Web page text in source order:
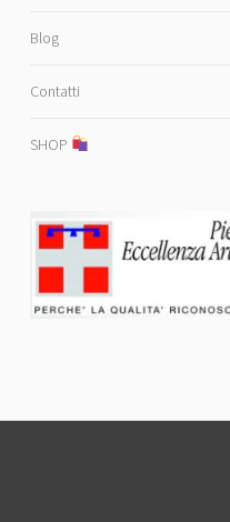
Blog
Contatti
SHOP